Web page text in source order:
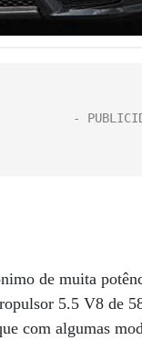
de muita
5.5 V8 de
com algumas